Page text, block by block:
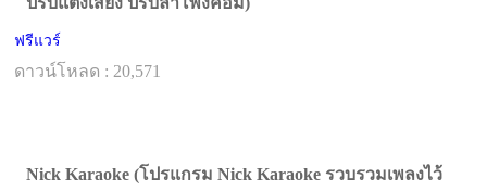
ฟรีแวร์
ดาวน์โหลด : 20,571
Nick Karaoke (โปรแกรม Nick Karaoke รวบรวมเพลงไว้